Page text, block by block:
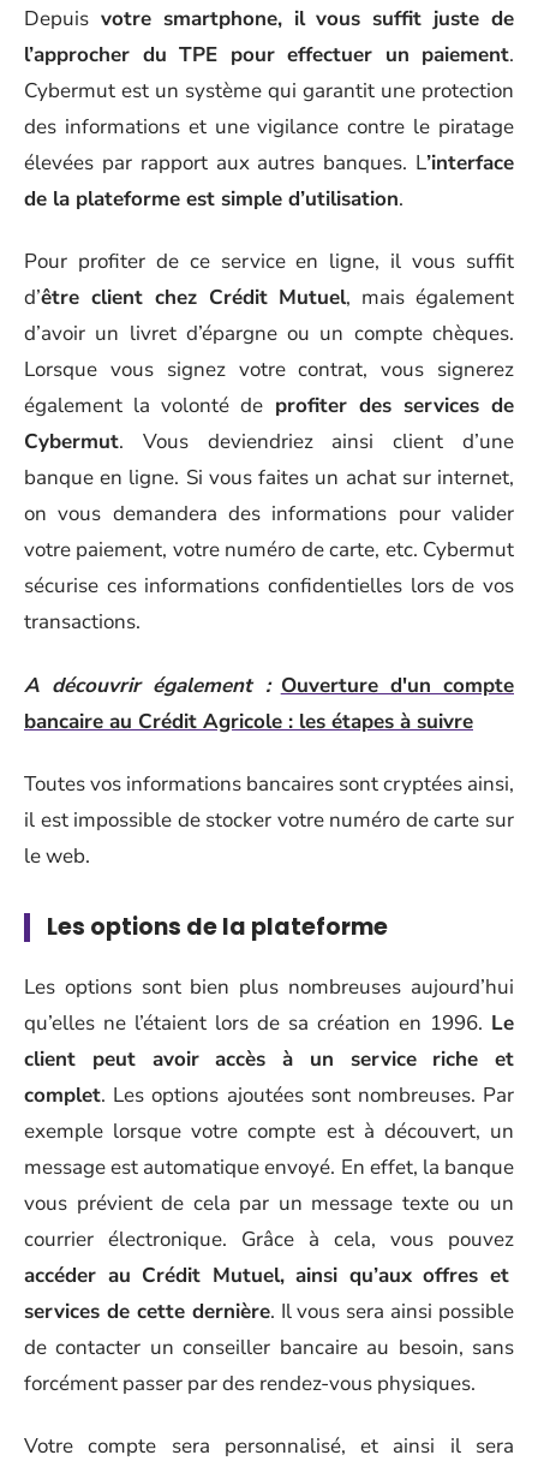
Depuis votre smartphone, il vous suffit juste de
l’approcher du TPE pour effectuer un paiement.
Cybermut est un système qui garantit une protection
des informations et une vigilance contre le piratage
élevées par rapport aux autres banques. L’interface
de la plateforme est simple d’utilisation.
Pour profiter de ce service en ligne, il vous suffit
d’être client chez Crédit Mutuel, mais également
d’avoir un livret d’épargne ou un compte chèques.
Lorsque vous signez votre contrat, vous signerez
également la volonté de profiter des services de
Cybermut. Vous deviendriez ainsi client d’une
banque en ligne. Si vous faites un achat sur internet,
on vous demandera des informations pour valider
votre paiement, votre numéro de carte, etc. Cybermut
sécurise ces informations confidentielles lors de vos
transactions.
A découvrir également : Ouverture d'un compte
bancaire au Crédit Agricole : les étapes à suivre
Toutes vos informations bancaires sont cryptées ainsi,
il est impossible de stocker votre numéro de carte sur
le web.
Les options de la plateforme
Les options sont bien plus nombreuses aujourd’hui
qu’elles ne l’étaient lors de sa création en 1996. Le
client peut avoir accès à un service riche et
complet. Les options ajoutées sont nombreuses. Par
exemple lorsque votre compte est à découvert, un
message est automatique envoyé. En effet, la banque
vous prévient de cela par un message texte ou un
courrier électronique. Grâce à cela, vous pouvez
accéder au Crédit Mutuel, ainsi qu’aux offres et
services de cette dernière. Il vous sera ainsi possible
de contacter un conseiller bancaire au besoin, sans
forcément passer par des rendez-vous physiques.
Votre compte sera personnalisé, et ainsi il sera